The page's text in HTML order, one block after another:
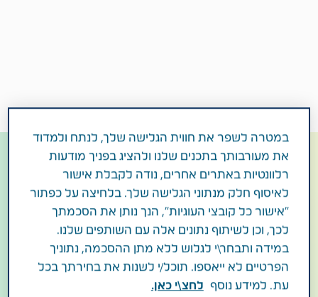
ADHD - הפרעת קשב
הפרעת קשב (ADHD – Attention Deficit
Hyperactivity Disorder) היא הפרעה
נוירו-התפתחותית שכיחה שמתאפיינת בחוסר ריכוז,
אימפולסיביות והיפראקטיביות – כל אחד מהם או שילוב
של שלושתם. התיאוריה המובילה שמסבירה את
השינויים המוחיים ב-ADHD היא ירידה בתפקוד שני
במטרה לשפר את חווית הגלישה שלך, לנתח ולמדוד
את מעורבותך בתכנים שלנו ולהציג בפניך מודעות
רלוונטיות באתרים אחרים, נודה לקבלת אישור
לאיסוף חלק מנתוני הגלישה שלך. בלחיצה על כפתור
"אישור כל קובצי העוגיות", הנך נותן את הסכמתך
לכך, וכן לשיתוף נתונים אלה עם השותפים שלנו.
במידה ותבחר\י לגלוש ללא מתן ההסכמה, נתוניך
הפרטיים לא ייאספו. תוכל/י לשנות את בחירתך בכל
עת. למידע נוסף
לחצ\י כאן.